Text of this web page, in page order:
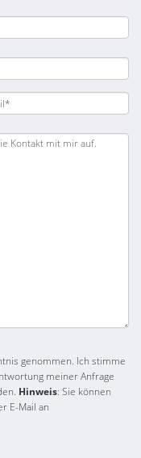
genommen. Ich stimme
meiner Anfrage
Hinweis: Sie können
E-Mail an